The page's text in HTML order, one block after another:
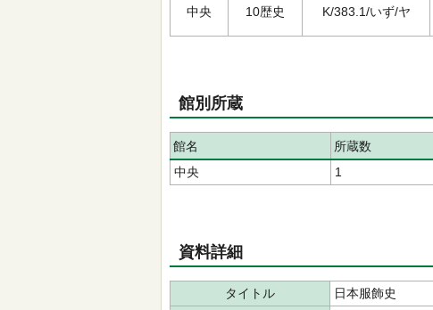
中央 10歴史 K/383.1/いず/ヤ
館別所蔵
館名 所蔵数
中央
1
資料詳細
タイトル
日本服飾史